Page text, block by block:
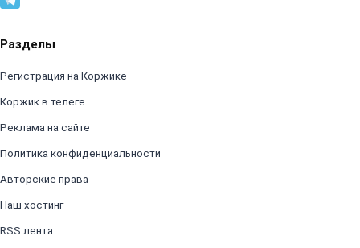
Разделы
Регистрация на Коржике
Коржик в телеге
Реклама на сайте
Политика конфиденциальности
Авторские права
Наш хостинг
RSS лента